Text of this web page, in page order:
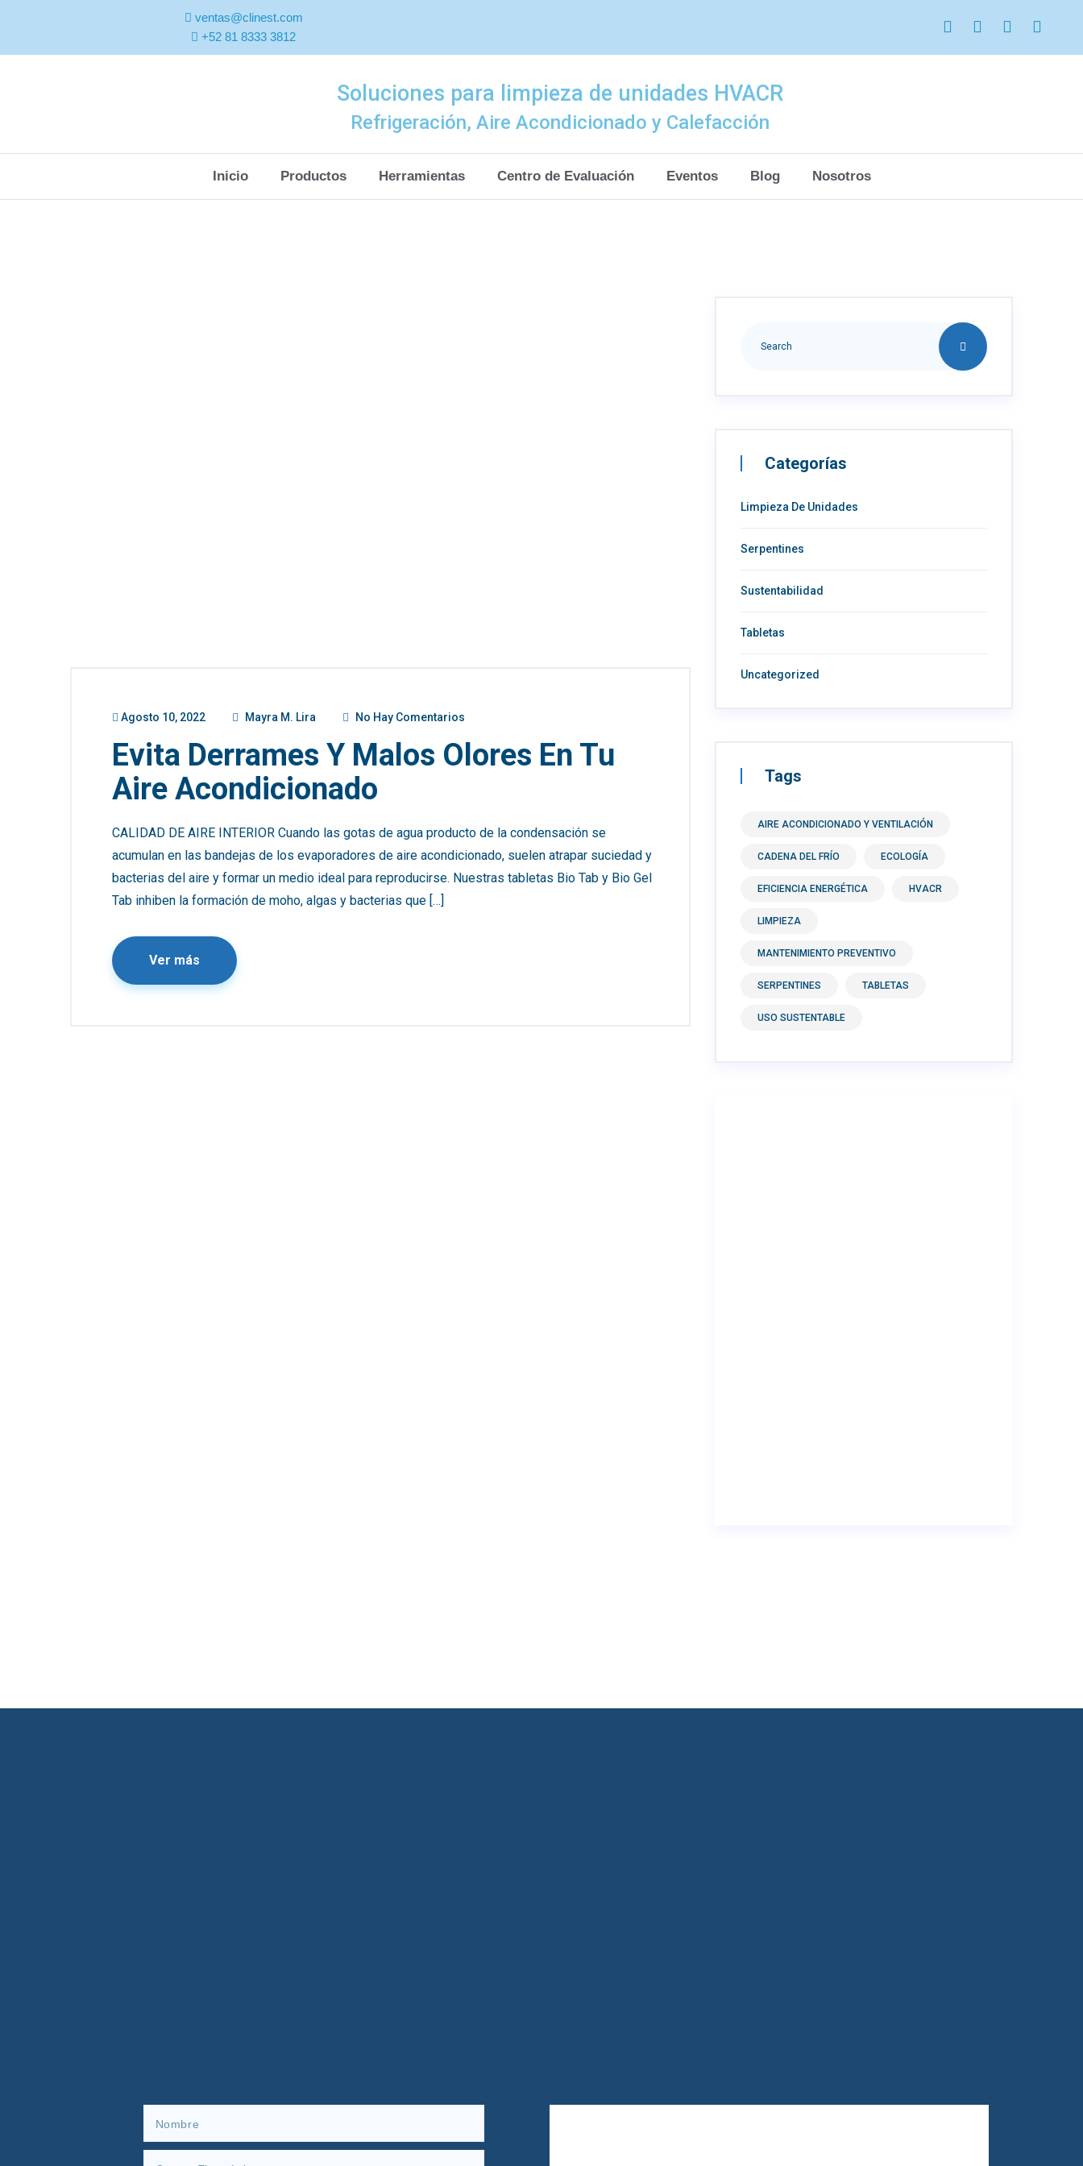
ventas@clinest.com
+52 81 8333 3812
Soluciones para limpieza de unidades HVACR
Refrigeración, Aire Acondicionado y Calefacción
Inicio Productos Herramientas Centro de Evaluación Eventos Blog Nosotros
Agosto 10, 2022 Mayra M. Lira No Hay Comentarios
Evita Derrames Y Malos Olores En Tu
Aire Acondicionado
CALIDAD DE AIRE INTERIOR Cuando las gotas de agua producto de la condensación se
acumulan en las bandejas de los evaporadores de aire acondicionado, suelen atrapar suciedad y
bacterias del aire y formar un medio ideal para reproducirse. Nuestras tabletas Bio Tab y Bio Gel
Tab inhiben la formación de moho, algas y bacterias que […]
Ver más
Categorías
Limpieza De Unidades
Serpentines
Sustentabilidad
Tabletas
Uncategorized
Tags
AIRE ACONDICIONADO Y VENTILACIÓN
CADENA DEL FRÍO ECOLOGÍA
EFICIENCIA ENERGÉTICA HVACR
LIMPIEZA
MANTENIMIENTO PREVENTIVO
SERPENTINES TABLETAS
USO SUSTENTABLE